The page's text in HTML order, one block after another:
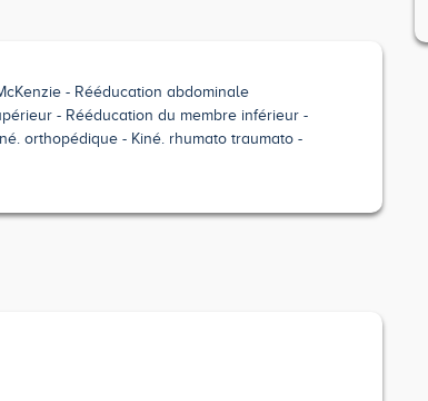
Rééducation abdominale
Rééducation du membre inférieur
orthopédique
Kiné. rhumato traumato